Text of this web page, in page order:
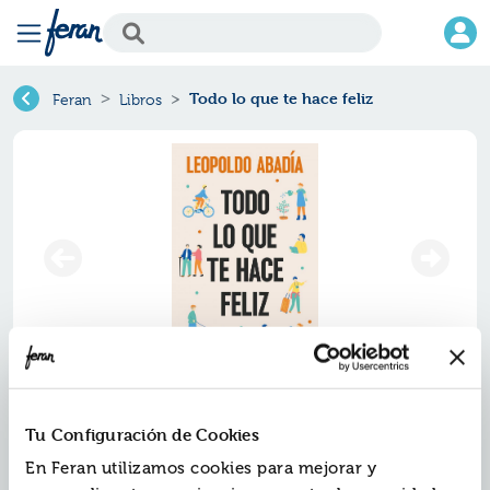
Tu Configuración de Cookies
En Feran utilizamos cookies para mejorar y
Feran Libros Todo lo que te hace feliz
ZEP-7076684
ISBN:9788467076684